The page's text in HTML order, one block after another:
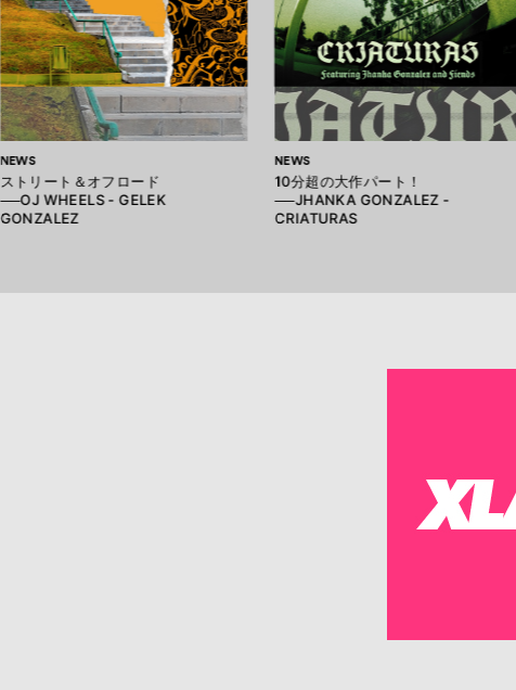
NEWS
ストリート＆オフロード
──OJ WHEELS - GELEK
GONZALEZ
NEWS
10分超の大作パート！
──JHANKA GONZALEZ -
CRIATURAS